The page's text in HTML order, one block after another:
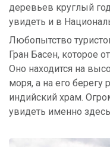
деревьев круглый
увидеть и в
Любопытство
Гран Басен, которое
Оно находится на
моря, а на его
индийский храм.
увидеть именно